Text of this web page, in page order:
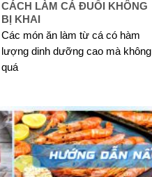
CÁCH LÀM CÁ ĐUỐI KHÔNG
BỊ KHAI
Các món ăn làm từ cá có hàm
lượng dinh dưỡng cao mà không
quá